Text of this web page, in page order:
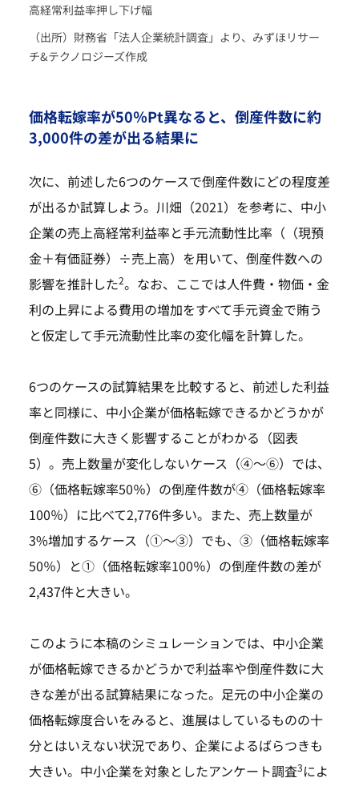
高経常利益率押し下げ幅
（出所）財務省「法人企業統計調査」より、みずほリサー
チ&テクノロジーズ作成
価格転嫁率が50％Pt異なると、倒産件数に約
3,000件の差が出る結果に
次に、前述した6つのケースで倒産件数にどの程度差
が出るか試算しよう。川畑（2021）を参考に、中小
企業の売上高経常利益率と手元流動性比率（（現預
金＋有価証券）÷売上高）を用いて、倒産件数への
影響を推計した2。なお、ここでは人件費・物価・金
利の上昇による費用の増加をすべて手元資金で賄う
と仮定して手元流動性比率の変化幅を計算した。
6つのケースの試算結果を比較すると、前述した利益
率と同様に、中小企業が価格転嫁できるかどうかが
倒産件数に大きく影響することがわかる（図表
5）。売上数量が変化しないケース（④～⑥）では、
⑥（価格転嫁率50％）の倒産件数が④（価格転嫁率
100％）に比べて2,776件多い。また、売上数量が
3%増加するケース（①～③）でも、③（価格転嫁率
50％）と①（価格転嫁率100％）の倒産件数の差が
2,437件と大きい。
このように本稿のシミュレーションでは、中小企業
が価格転嫁できるかどうかで利益率や倒産件数に大
きな差が出る試算結果になった。足元の中小企業の
価格転嫁度合いをみると、進展はしているものの十
分とはいえない状況であり、企業によるばらつきも
大きい。中小企業を対象としたアンケート調査3によ